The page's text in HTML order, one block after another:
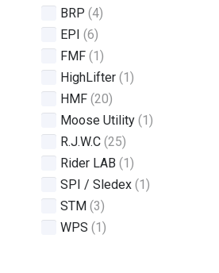
BRP (4)
EPI (6)
FMF (1)
HighLifter (1)
HMF (20)
Moose Utility (1)
R.J.W.C (25)
Rider LAB (1)
SPI / Sledex (1)
STM (3)
WPS (1)